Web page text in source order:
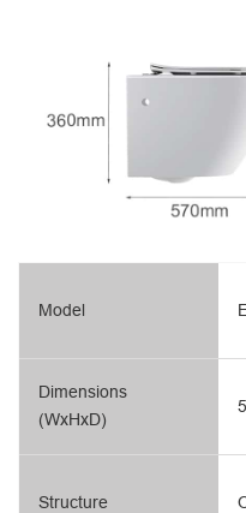
Model
Dimensions
(WxHxD)
Structure